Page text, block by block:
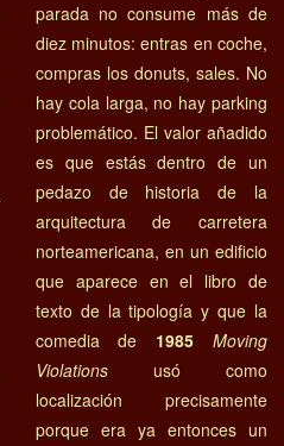
parada no consume más de
diez minutos: entras en coche,
compras los donuts, sales. No
hay cola larga, no hay parking
problemático. El valor añadido
es que estás dentro de un
pedazo de historia de la
arquitectura de carretera
norteamericana, en un edificio
que aparece en el libro de
texto de la tipología y que la
comedia de 1985
Moving
Violationsusó como
localización precisamente
porque era ya entonces un